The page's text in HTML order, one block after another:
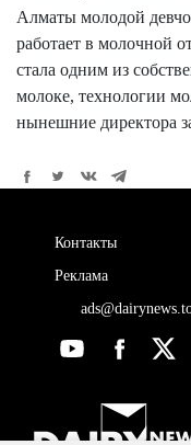
Алматы молодой
работает в молочной
стала одним из
молоке, технологии
нынешние директора
Контакты
Реклама